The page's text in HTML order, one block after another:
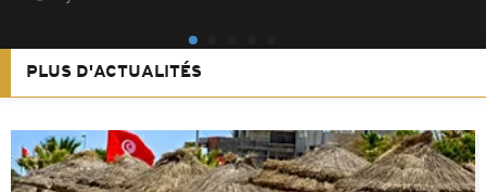
PLUS D'ACTUALITÉS